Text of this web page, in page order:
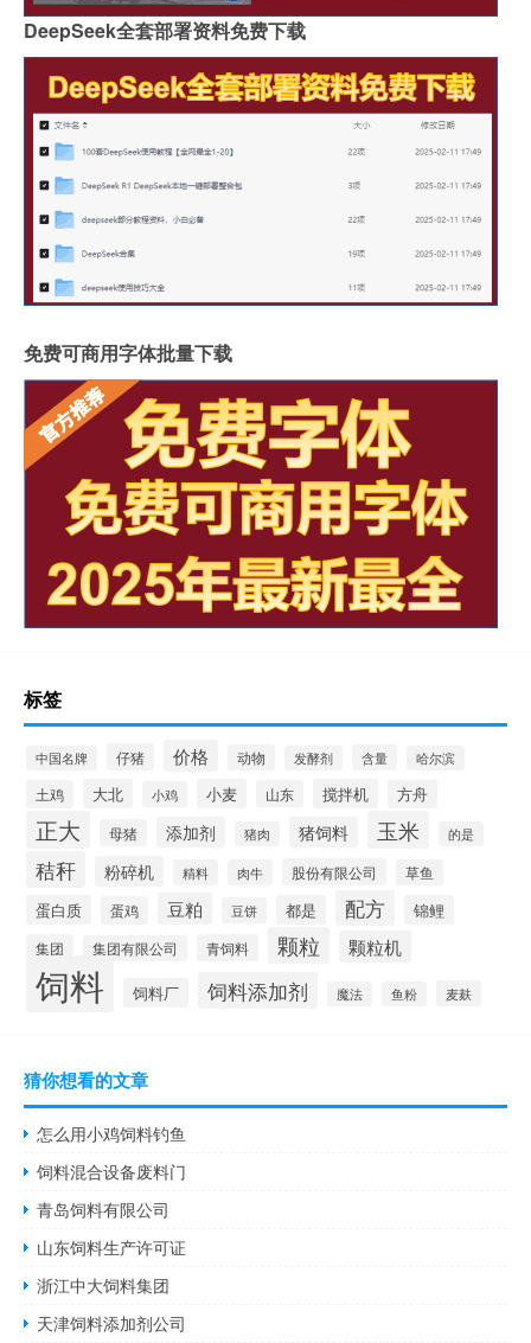
DeepSeek全套部署资料免费下载
免费可商用字体批量下载
标签
中国名牌 仔猪 价格 动物 发酵剂 含量 哈尔滨
土鸡 大北 小鸡 小麦 山东 搅拌机 方舟
正大 母猪 添加剂 猪肉 猪饲料 玉米 的是
秸秆 粉碎机 精料 肉牛 股份有限公司 草鱼
蛋白质 蛋鸡 豆粕 豆饼 都是 配方 锦鲤
集团 集团有限公司 青饲料 颗粒 颗粒机
饲料 饲料厂 饲料添加剂 魔法 鱼粉 麦麸
猜你想看的文章
怎么用小鸡饲料钓鱼
饲料混合设备废料门
青岛饲料有限公司
山东饲料生产许可证
浙江中大饲料集团
天津饲料添加剂公司